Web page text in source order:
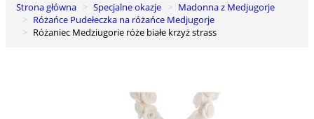
0
Koszyk
Strona główna Specjalne okazje
Madonna z Medjugorje
Różańce Pudełeczka na różańce Medjugorje
Różaniec Medziugorie róże białe krzyż strass